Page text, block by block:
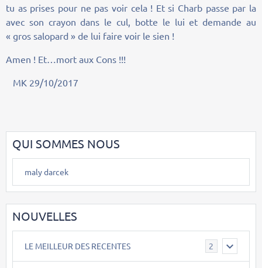
tu as prises pour ne pas voir cela ! Et si Charb passe par la
avec son crayon dans le cul, botte le lui et demande au
« gros salopard » de lui faire voir le sien !
Amen ! Et…mort aux Cons !!!
MK 29/10/2017
QUI SOMMES NOUS
maly darcek
NOUVELLES
LE MEILLEUR DES RECENTES 2